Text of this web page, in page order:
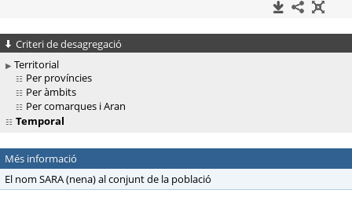
Criteri de desagregació
Territorial
Per províncies
Per àmbits
Per comarques i Aran
Temporal
Més informació
El nom SARA (nena) al conjunt de la població